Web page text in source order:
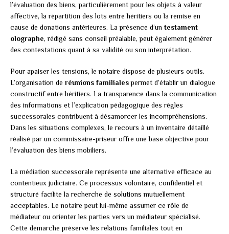
l’évaluation des biens, particulièrement pour les objets à valeur
affective, la répartition des lots entre héritiers ou la remise en
cause de donations antérieures. La présence d’un testament
olographe, rédigé sans conseil préalable, peut également générer
des contestations quant à sa validité ou son interprétation.
Pour apaiser les tensions, le notaire dispose de plusieurs outils.
L’organisation de réunions familialespermet d’établir un dialogue
constructif entre héritiers. La transparence dans la communication
des informations et l’explication pédagogique des règles
successorales contribuent à désamorcer les incompréhensions.
Dans les situations complexes, le recours à un inventaire détaillé
réalisé par un commissaire-priseur offre une base objective pour
l’évaluation des biens mobiliers.
La médiation successorale représente une alternative efficace au
contentieux judiciaire. Ce processus volontaire, confidentiel et
structuré facilite la recherche de solutions mutuellement
acceptables. Le notaire peut lui-même assumer ce rôle de
médiateur ou orienter les parties vers un médiateur spécialisé.
Cette démarche préserve les relations familiales tout en